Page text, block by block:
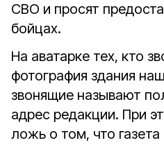
СВО и просят
бойцах.
На аватарке тех, кто
фотография здания
звонящие называют
адрес редакции. При
ложь о том, что газета